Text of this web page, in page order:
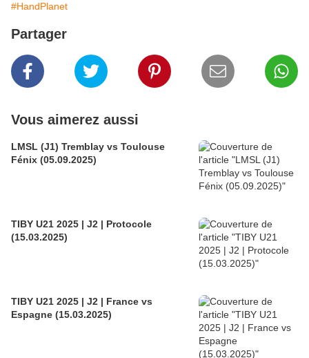
#HandPlanet
Partager
Vous aimerez aussi
LMSL (J1) Tremblay vs Toulouse
Fénix (05.09.2025)
TIBY U21 2025 | J2 | Protocole
(15.03.2025)
TIBY U21 2025 | J2 | France vs
Espagne (15.03.2025)